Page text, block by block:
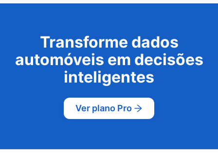
Transforme dados
automóveis em decisões
inteligentes
Ver plano Pro